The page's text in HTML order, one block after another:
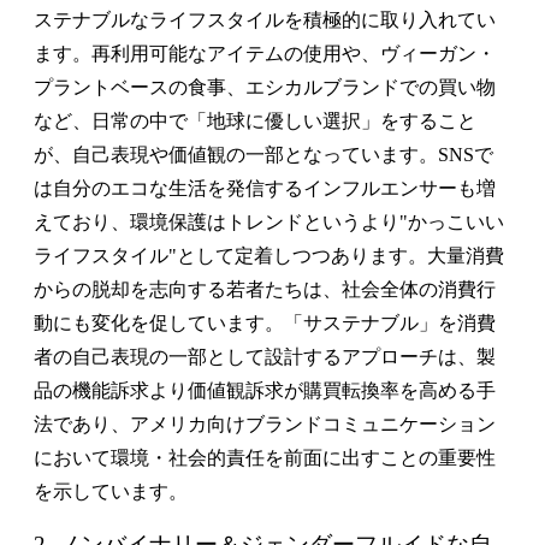
ステナブルなライフスタイルを積極的に取り入れてい
ます。再利用可能なアイテムの使用や、ヴィーガン・
プラントベースの食事、エシカルブランドでの買い物
など、日常の中で「地球に優しい選択」をすること
が、自己表現や価値観の一部となっています。SNSで
は自分のエコな生活を発信するインフルエンサーも増
えており、環境保護はトレンドというより"かっこいい
ライフスタイル"として定着しつつあります。大量消費
からの脱却を志向する若者たちは、社会全体の消費行
動にも変化を促しています。「サステナブル」を消費
者の自己表現の一部として設計するアプローチは、製
品の機能訴求より価値観訴求が購買転換率を高める手
法であり、アメリカ向けブランドコミュニケーション
において環境・社会的責任を前面に出すことの重要性
を示しています。